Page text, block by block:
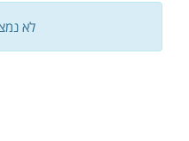
לא